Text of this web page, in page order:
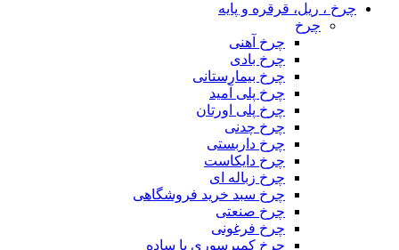
چرخ ، ریل، قرقره و پایه
چرخ
چرخ آهنی
چرخ بادی
چرخ بیمارستانی
چرخ پلی آمید
چرخ پلی اورتان
چرخ چدنی
چرخ داربستی
چرخ دایکاست
چرخ زباله ای
چرخ سبد خرید فروشگاهی
چرخ صنعتی
چرخ فرغونی
چرخ کمپرسوری یا ساده